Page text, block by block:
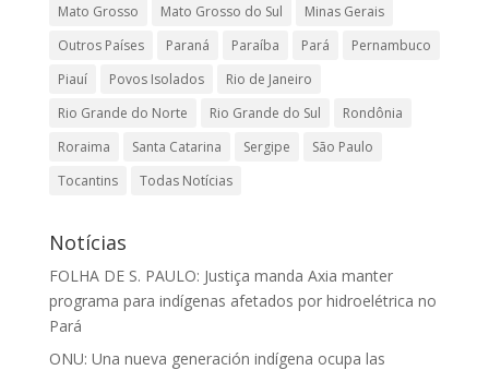
Mato Grosso
Mato Grosso do Sul
Minas Gerais
Outros Países
Paraná Paraíba Pará
Pernambuco
Piauí
Povos Isolados
Rio de Janeiro
Rio Grande do Norte
Rio Grande do Sul
Rondônia
Roraima
Santa Catarina Sergipe
São Paulo
Tocantins
Todas Notícias
Notícias
FOLHA DE S. PAULO: Justiça manda Axia manter
programa para indígenas afetados por hidroelétrica no
Pará
ONU: Una nueva generación indígena ocupa las